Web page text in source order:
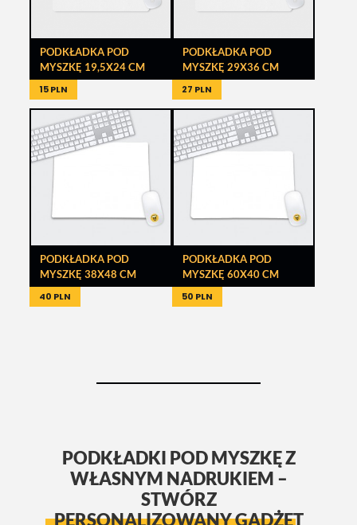
PODKŁADKA POD
MYSZKĘ 19,5X24 CM
15 PLN
PODKŁADKA POD
MYSZKĘ 29X36 CM
27 PLN
PODKŁADKA POD
MYSZKĘ 38X48 CM
40 PLN
PODKŁADKA POD
MYSZKĘ 60X40 CM
50 PLN
PODKŁADKI POD MYSZKĘ Z
WŁASNYM NADRUKIEM –
STWÓRZ
PERSONALIZOWANY GADŻET